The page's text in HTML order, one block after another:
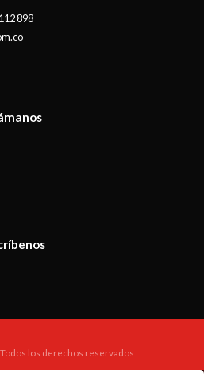
898
los derechos reservados